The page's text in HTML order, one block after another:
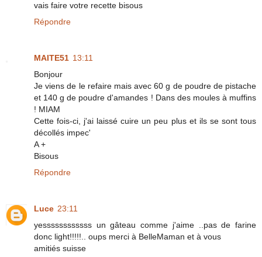
vais faire votre recette bisous
Répondre
MAITE51 13:11
Bonjour
Je viens de le refaire mais avec 60 g de poudre de pistache
et 140 g de poudre d'amandes ! Dans des moules à muffins
! MIAM
Cette fois-ci, j'ai laissé cuire un peu plus et ils se sont tous
décollés impec'
A +
Bisous
Répondre
Luce 23:11
yessssssssssss un gâteau comme j'aime ..pas de farine
donc light!!!!!.. oups merci à BelleMaman et à vous
amitiés suisse